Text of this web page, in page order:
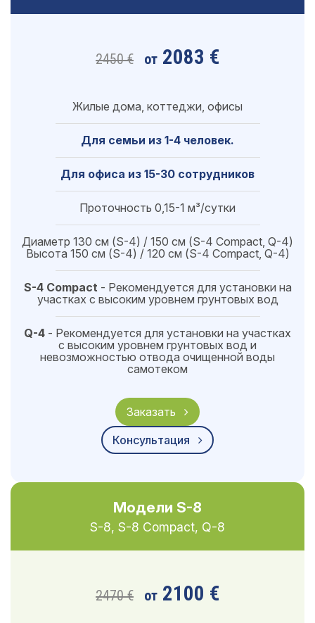
2450 € от 2083 €
Жилые дома, коттеджи, офисы
Для семьи из 1-4 человек.
Для офиса из 15-30 сотрудников
Проточность 0,15-1 м³/сутки
Диаметр 130 см (S-4) / 150 см (S-4 Compact, Q-4)
Высота 150 см (S-4) / 120 см (S-4 Compact, Q-4)
S-4 Compact - Рекомендуется для установки на
участках с высоким уровнем грунтовых вод
Q-4 - Рекомендуется для установки на участках
с высоким уровнем грунтовых вод и
невозможностью отвода очищенной воды
самотеком
Заказать
Консультация
Модели S-8
S-8, S-8 Compact, Q-8
2470 € от 2100 €